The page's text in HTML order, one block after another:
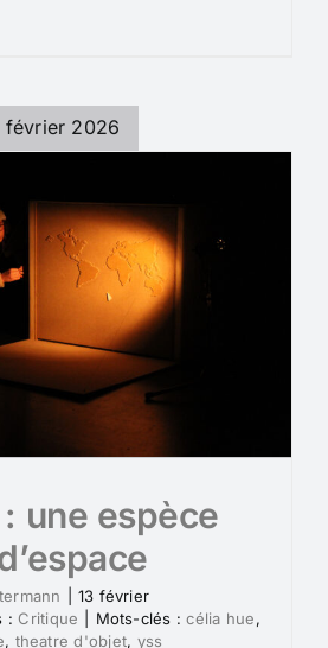
février 2026
une espèce
13 février
: Critique Mots-clés :célia hue,
, theatre d'objet, yss